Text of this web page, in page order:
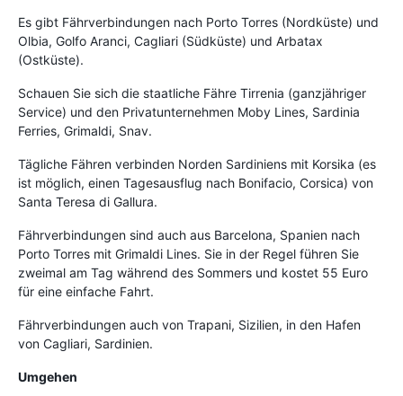
Es gibt Fährverbindungen nach Porto Torres (Nordküste) und
Olbia, Golfo Aranci, Cagliari (Südküste) und Arbatax
(Ostküste).
Schauen Sie sich die staatliche Fähre Tirrenia (ganzjähriger
Service) und den Privatunternehmen Moby Lines, Sardinia
Ferries, Grimaldi, Snav.
Tägliche Fähren verbinden Norden Sardiniens mit Korsika (es
ist möglich, einen Tagesausflug nach Bonifacio, Corsica) von
Santa Teresa di Gallura.
Fährverbindungen sind auch aus Barcelona, Spanien nach
Porto Torres mit Grimaldi Lines. Sie in der Regel führen Sie
zweimal am Tag während des Sommers und kostet 55 Euro
für eine einfache Fahrt.
Fährverbindungen auch von Trapani, Sizilien, in den Hafen
von Cagliari, Sardinien.
Umgehen